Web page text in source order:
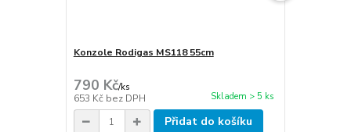
Konzole Rodigas MS118 55cm
790 Kč/ks
653 Kč bez DPH Skladem > 5 ks
Přidat do košíku